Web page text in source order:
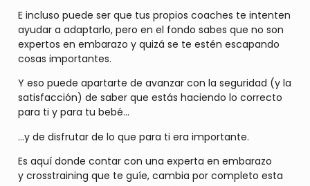
E incluso puede ser que tus propios coaches te intenten
ayudar a adaptarlo, pero en el fondo sabes que no son
expertos en embarazo y quizá se te estén escapando
cosas importantes.
Y eso puede apartarte de avanzar con la seguridad (y la
satisfacción) de saber que estás haciendo lo correcto
para ti y para tu bebé…
…y de disfrutar de lo que para ti era importante.
Es aquí donde contar con una experta en embarazo
y crosstraining que te guíe, cambia por completo esta